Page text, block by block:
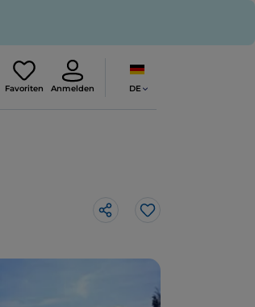
Favoriten Anmelden DE
Like